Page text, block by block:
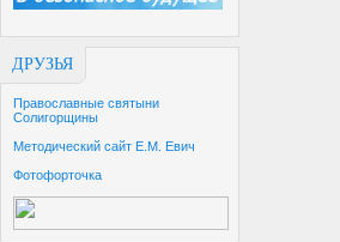
ДРУЗЬЯ
Православные святыни
Солигорщины
Методический сайт Е.М. Евич
Фотофорточка